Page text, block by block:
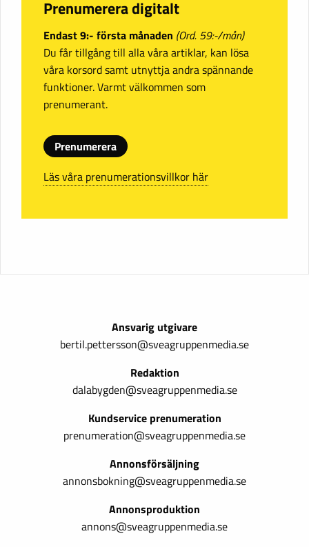
Prenumerera digitalt
Endast 9:- första månaden (Ord. 59:-/mån)
Du får tillgång till alla våra artiklar, kan lösa
våra korsord samt utnyttja andra spännande
funktioner. Varmt välkommen som
prenumerant.
Prenumerera
Läs våra prenumerationsvillkor här
Ansvarig utgivare
bertil.pettersson@sveagruppenmedia.se
Redaktion
dalabygden@sveagruppenmedia.se
Kundservice prenumeration
prenumeration@sveagruppenmedia.se
Annonsförsäljning
annonsbokning@sveagruppenmedia.se
Annonsproduktion
annons@sveagruppenmedia.se